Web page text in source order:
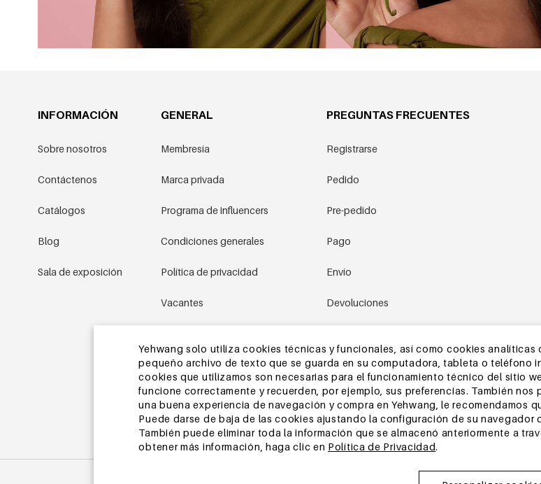
Yehwang solo utiliza cookies técnicas y funcionales, así como cookies analíticas
pequeño archivo de texto que se guarda en su computadora, tableta o teléfono
cookies que utilizamos son necesarias para el funcionamiento técnico del sitio
funcione correctamente y recuerden, por ejemplo, sus preferencias. También
una buena experiencia de navegación y compra en Yehwang, le recomendamos
Puede darse de baja de las cookies ajustando la configuración de su navegador
También puede eliminar toda la información que se almacenó anteriormente a
obtener más información, haga clic en Política de Privacidad.
INFORMACIÓN
Sobre nosotros
Contáctenos
Catálogos
Blog
Sala de exposición
GENERAL
Membresía
Marca privada
Programa de influencers
Condiciones generales
Política de privacidad
Vacantes
Mapa del sitio
PREGUNTAS FRECUENTES
Registrarse
Pedido
Pre-pedido
Pago
Envío
Devoluciones
Otras preguntas